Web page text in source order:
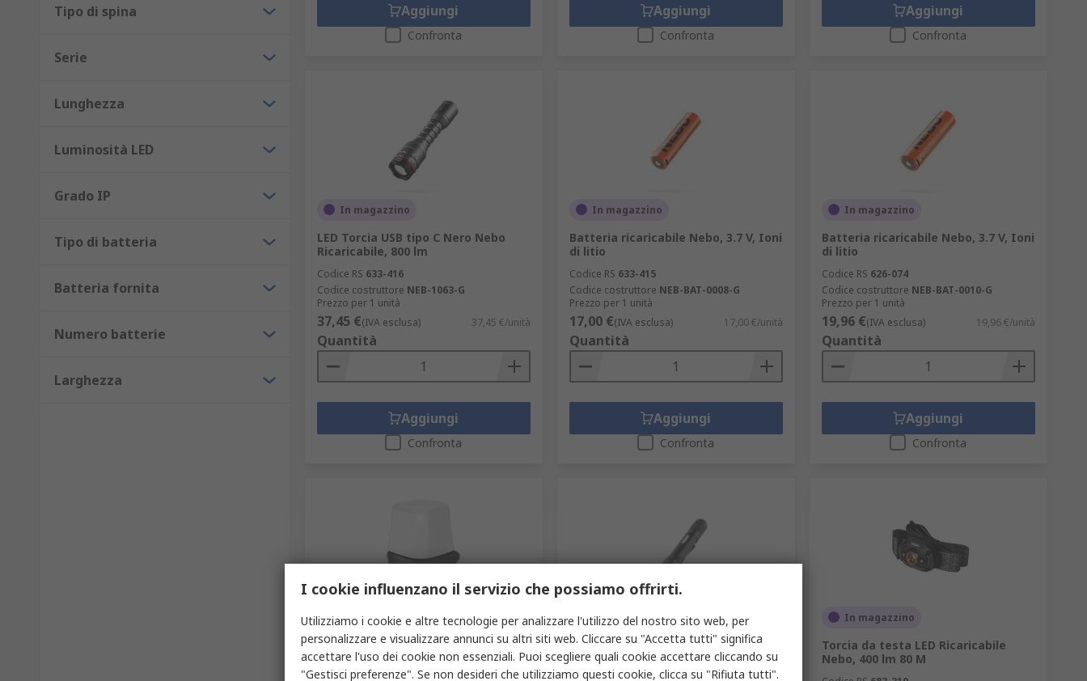
Tipo di spina
Serie
Lunghezza
Luminosità LED
Grado IP
Tipo di batteria
Batteria fornita
Numero batterie
Larghezza
Aggiungi
Confronta
Aggiungi
Confronta
Aggiungi
Confronta
In magazzino
LED Torcia USB tipo C Nero Nebo
Ricaricabile, 800 lm
Codice RS 633-416
Codice costruttore NEB-1063-G
Prezzo per 1 unità
37,45 €(IVA esclusa) 37,45 €/unità
Quantità
Aggiungi
Confronta
In magazzino
Batteria ricaricabile Nebo, 3.7 V, Ioni
di litio
Codice RS 633-415
Codice costruttore NEB-BAT-0008-G
Prezzo per 1 unità
17,00 €(IVA esclusa) 17,00 €/unità
Quantità
Aggiungi
Confronta
In magazzino
Batteria ricaricabile Nebo, 3.7 V, Ioni
di litio
Codice RS 626-074
Codice costruttore NEB-BAT-0010-G
Prezzo per 1 unità
19,96 €(IVA esclusa) 19,96 €/unità
Quantità
Aggiungi
Confronta
In magazzino
Luce di lavoro Nebo Ricaricabile,
lampada LED, lampada Luce da
lavoro, 240V USB, IP54
In magazzino
LED Torcia a penna Grigio Nebo, 100
lm, portata NEB-POC
In magazzino
Torcia da testa LED Ricaricabile
Nebo, 400 lm 80 M
I cookie influenzano il servizio che possiamo offrirti.
Utilizziamo i cookie e altre tecnologie per analizzare l'utilizzo del nostro sito web, per
personalizzare e visualizzare annunci su altri siti web. Cliccare su "Accetta tutti" significa
accettare l'uso dei cookie non essenziali. Puoi scegliere quali cookie accettare cliccando su
"Gestisci preferenze". Se non desideri che utilizziamo questi cookie, clicca su "Rifiuta tutti".